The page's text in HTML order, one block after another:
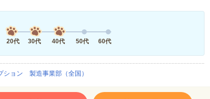
20代
30代 40代 50代 60代
ション 製造事業部（全国）